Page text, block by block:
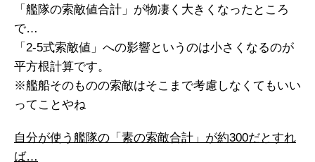
「艦隊の索敵値合計」が物凄く大きくなったところ
で…
「2-5式索敵値」への影響というのは小さくなるのが
平方根計算です。
※艦船そのものの索敵はそこまで考慮しなくてもいい
ってことやね
自分が使う艦隊の「素の索敵合計」が約300だとすれ
ば…